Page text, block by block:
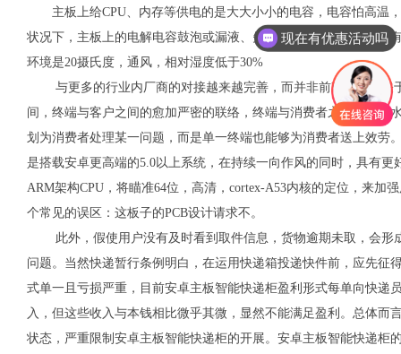
主板上给CPU、内存等供电的是大大小小的电容，电容怕高温
状况下，主板上的电解电容鼓泡或漏液、失容并非是由于产质量量
环境是20摄氏度，通风，相对湿度低于30%
与更多的行业内厂商的对接越来越完善，而并非前期单纯的关
间，终端与客户之间的愈加严密的联络，终端与消费者之间的互动
划为消费者处理某一问题，而是单一终端也能够为消费者送上效劳
是搭载安卓更高端的5.0以上系统，在持续一向作风的同时，具有
ARM架构CPU，将瞄准64位，高清，cortex-A53内核的定位，来加
个常见的误区：这板子的PCB设计请求不。
此外，假使用户没有及时看到取件信息，货物逾期未取，会形
问题。当然快递暂行条例明白，在运用快递箱投递快件前，应先征
式单一且亏损严重，目前安卓主板智能快递柜盈利形式每单向快递
入，但这些收入与本钱相比微乎其微，显然不能满足盈利。总体
状态，严重限制安卓主板智能快递柜的开展。安卓主板智能快递柜
现在有优惠活动吗